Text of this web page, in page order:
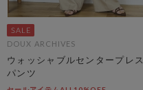
DOUX ARCHIVES
ウォッシャブルセンタープレス
パンツ